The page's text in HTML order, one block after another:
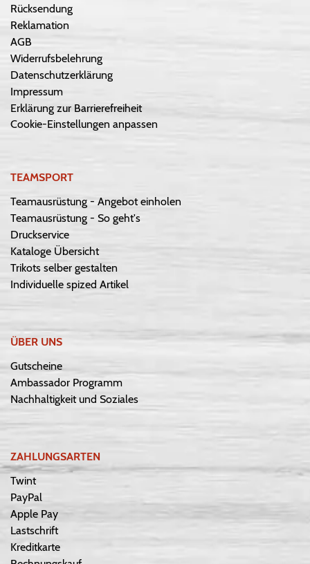
Rücksendung
Reklamation
AGB
Widerrufsbelehrung
Datenschutzerklärung
Impressum
Erklärung zur Barrierefreiheit
Cookie-Einstellungen anpassen
TEAMSPORT
Teamausrüstung - Angebot einholen
Teamausrüstung - So geht's
Druckservice
Kataloge Übersicht
Trikots selber gestalten
Individuelle spized Artikel
ÜBER UNS
Gutscheine
Ambassador Programm
Nachhaltigkeit und Soziales
ZAHLUNGSARTEN
Twint
PayPal
Apple Pay
Lastschrift
Kreditkarte